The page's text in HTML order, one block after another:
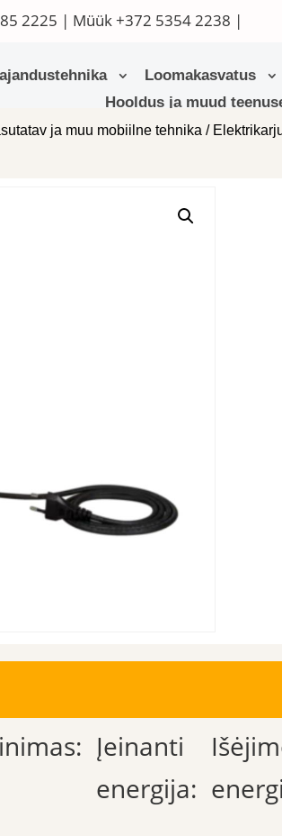
2225 | Müük+372 5354 2238 |
Loomakasvatus
Hooldus ja muud
ja muu mobiilne tehnika /
Įeinanti
energija: